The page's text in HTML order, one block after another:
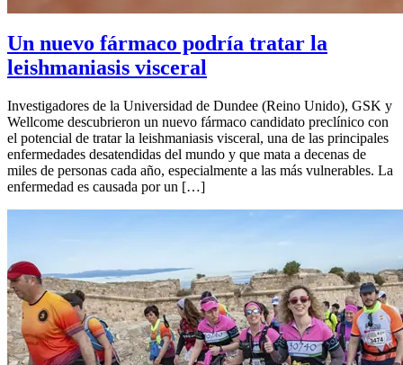
Un nuevo fármaco podría tratar la
leishmaniasis visceral
Investigadores de la Universidad de Dundee (Reino Unido), GSK y
Wellcome descubrieron un nuevo fármaco candidato preclínico con
el potencial de tratar la leishmaniasis visceral, una de las principales
enfermedades desatendidas del mundo y que mata a decenas de
miles de personas cada año, especialmente a las más vulnerables. La
enfermedad es causada por un […]